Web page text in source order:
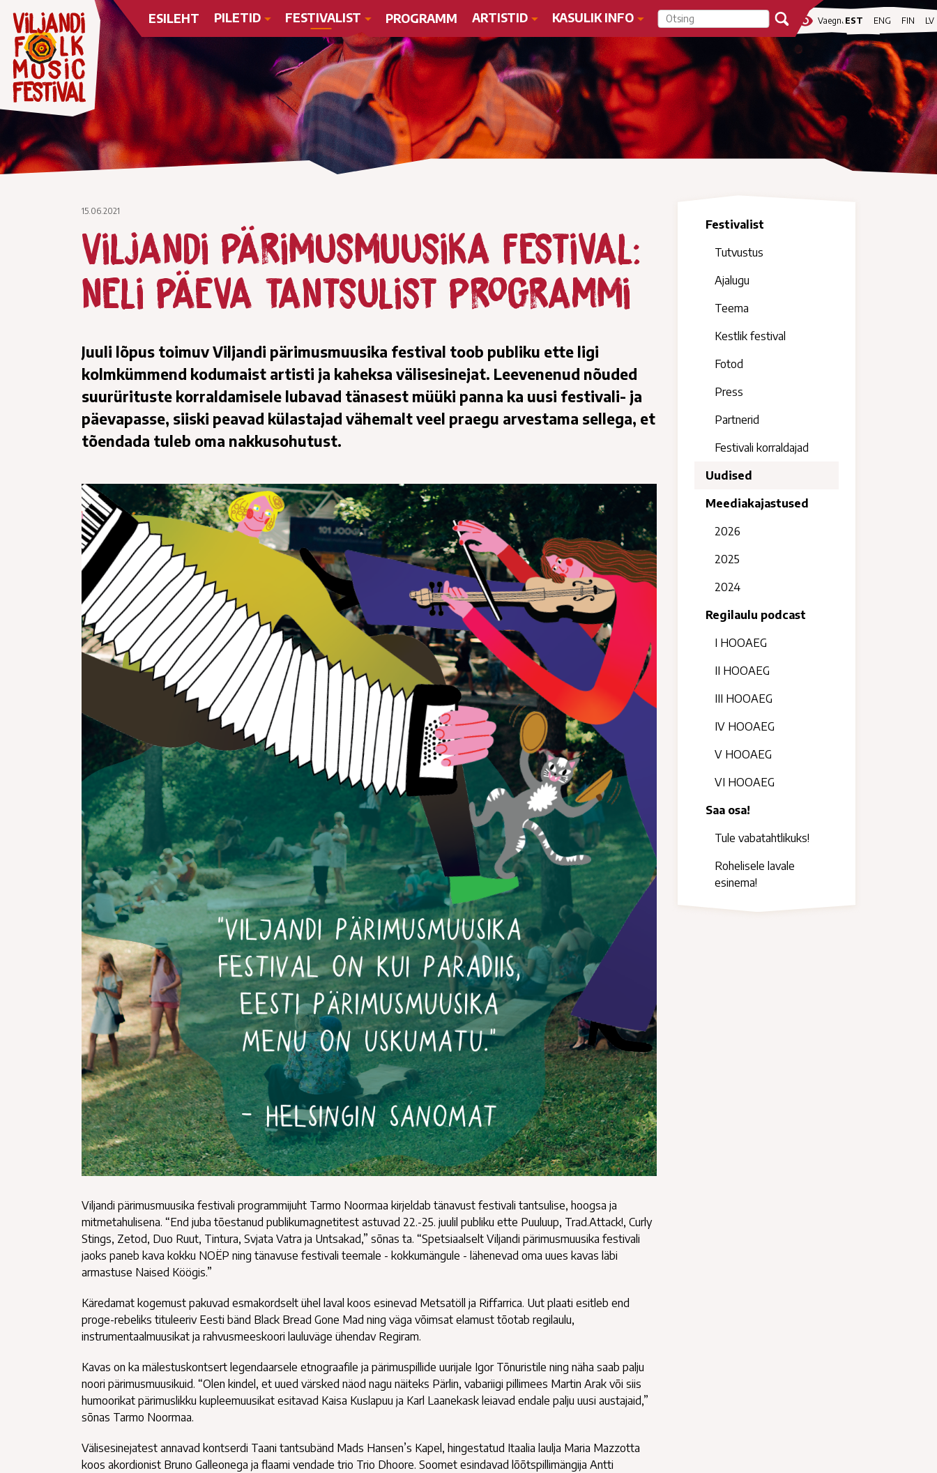
visibility Vaegnägijale
EST ENG FIN LV
ESILEHT PILETID FESTIVALIST PROGRAMM ARTISTID KASULIK INFO
15.06.2021
Viljandi pärimusmuusika festival:
neli päeva tantsulist programmi
Juuli lõpus toimuv Viljandi pärimusmuusika festival toob publiku ette ligi
kolmkümmend kodumaist artisti ja kaheksa välisesinejat. Leevenenud nõuded
suurürituste korraldamisele lubavad tänasest müüki panna ka uusi festivali- ja
päevapasse, siiski peavad külastajad vähemalt veel praegu arvestama sellega, et
tõendada tuleb oma nakkusohutust.
Viljandi pärimusmuusika festivali programmijuht Tarmo Noormaa kirjeldab tänavust festivali tantsulise, hoogsa ja
mitmetahulisena. “End juba tõestanud publikumagnetitest astuvad 22.-25. juulil publiku ette Puuluup, Trad.Attack!, Curly
Stings, Zetod, Duo Ruut, Tintura, Svjata Vatra ja Untsakad,” sõnas ta. “Spetsiaalselt Viljandi pärimusmuusika festivali
jaoks paneb kava kokku NOËP ning tänavuse festivali teemale - kokkumängule - lähenevad oma uues kavas läbi
armastuse Naised Köögis.”
Käredamat kogemust pakuvad esmakordselt ühel laval koos esinevad Metsatöll ja Riffarrica. Uut plaati esitleb end
proge-rebeliks tituleeriv Eesti bänd Black Bread Gone Mad ning väga võimsat elamust tõotab regilaulu,
instrumentaalmuusikat ja rahvusmeeskoori lauluväge ühendav Regiram.
Kavas on ka mälestuskontsert legendaarsele etnograafile ja pärimuspillide uurijale Igor Tõnuristile ning näha saab palju
noori pärimusmuusikuid. “Olen kindel, et uued värsked näod nagu näiteks Pärlin, vabariigi pillimees Martin Arak või siis
humoorikat pärimuslikku kupleemuusikat esitavad Kaisa Kuslapuu ja Karl Laanekask leiavad endale palju uusi austajaid,”
sõnas Tarmo Noormaa.
Välisesinejatest annavad kontserdi Taani tantsubänd Mads Hansen’s Kapel, hingestatud Itaalia laulja Maria Mazzotta
koos akordionist Bruno Galleonega ja flaami vendade trio Trio Dhoore. Soomet esindavad lõõtspillimängija Antti
Festivalist
Tutvustus
Ajalugu
Teema
Kestlik festival
Fotod
Press
Partnerid
Festivali korraldajad
Uudised
Meediakajastused
2026
2025
2024
Regilaulu podcast
I HOOAEG
II HOOAEG
III HOOAEG
IV HOOAEG
V HOOAEG
VI HOOAEG
Saa osa!
Tule vabatahtlikuks!
Rohelisele lavale
esinema!